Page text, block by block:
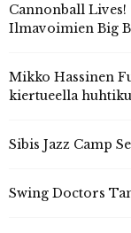
Cannonball
Ilmavoimien Big
Mikko Hassinen
kiertueella
Sibis Jazz Camp
Swing Doctors